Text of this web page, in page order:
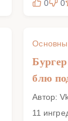
0
0
блю
Автор:
11